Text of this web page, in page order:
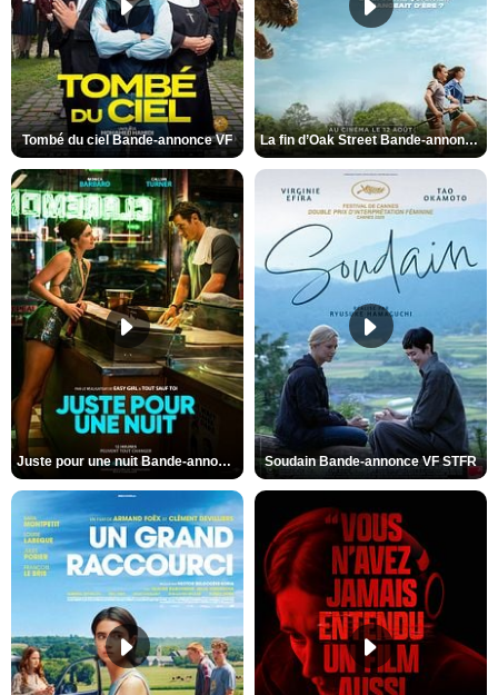
Tombé du ciel Bande-annonce VF La fin d’Oak Street Bande-annonce VO STFR
Juste pour une nuit Bande-annonce VO STFR Soudain Bande-annonce VF STFR